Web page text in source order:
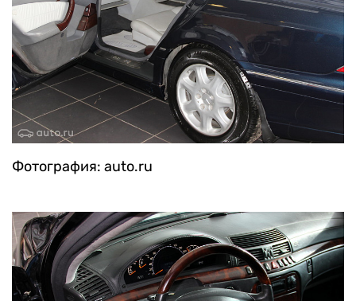
Фотография: auto.ru